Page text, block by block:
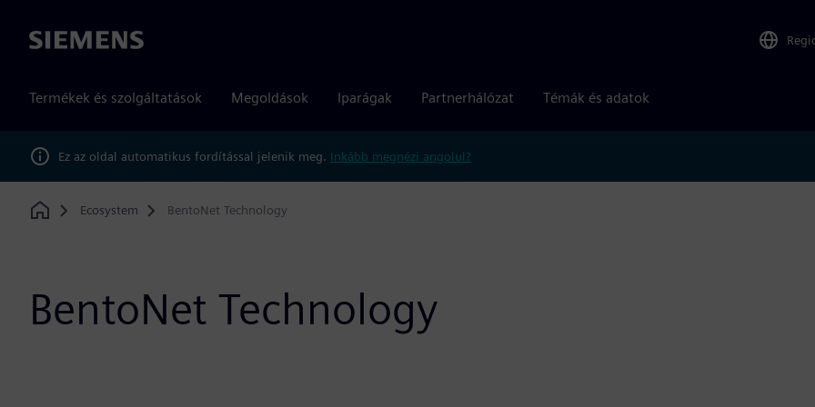
Siemens
Termékek és szolgáltatások Megoldások Iparágak Partnerhálózat Témák és adatok
Ez az oldal automatikus fordítással jelenik meg. Inkább megnézi angolul?
Home
Ecosystem BentoNet Technology
BentoNet Technology